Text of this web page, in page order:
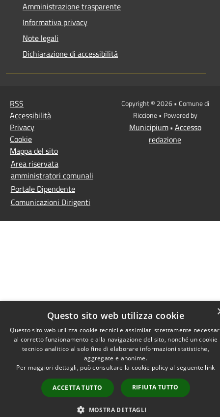
Amministrazione trasparente
Informativa privacy
Note legali
Dichiarazione di accessibilità
RSS
Accessibilità
Privacy
Cookie
Mappa del sito
Area riservata
amministratori comunali
Portale Dipendente
Comunicazioni Dirigenti
Copyright © 2026 • Comune di
Riccione • Powered by
Municipium• Accesso
redazione
Questo sito web utilizza cookie
Questo sito web utilizza cookie tecnici e assimilati strettamente
al corretto funzionamento e alla navigazione del sito, nonché un cookie
tecnico analitico al solo fine di elaborare informazioni statistiche,
aggregate e anonime.
Per maggiori dettagli, può consultare la cookie policy al seguente link
ACCETTA TUTTO RIFIUTA TUTTO
MOSTRA DETTAGLI